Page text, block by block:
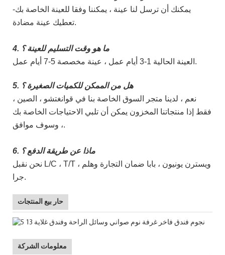
-يمكنك أن ترسل لنا عينة ، يمكننا وفقا للعينة الخاصة بك
تعطيك عينة مضادة.
4. ما هو وقت التسليم للعينة ؟
العينة الحالية 1-3 أيام عمل ، عينة مخصصة 5-7 أيام عمل.
5. هل من الممكن للكميات الصغيرة ؟
نعم ، لدينا متجر السوق الخاصة بنا في قوانغتشو ، الصين ،
فقط إذا منتجاتنا المخزون يمكن أن تلبي الاحتياجات الخاصة بك
، وسوف موافق.
6. ماذا عن طريقة الدفع ؟
نحن نقبل L/C ، T/T ، ويسترن يونيون ، بابا ضمان التجارة وهلم
جرا.
حار بيع المنتجات
معلومات الشركة